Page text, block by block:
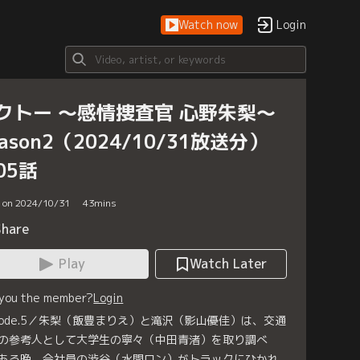
Watch now Login
トー ～感情捜査官 心野朱梨～
（2024/10/31放送分）
話
2024/10/31 43mins
Play
Watch Later
the member?Login
／朱梨（飯豊まりえ）と滝沢（影山優佳）は、交通
参考人として大学生の寧々（中田青渚）を取り調べ